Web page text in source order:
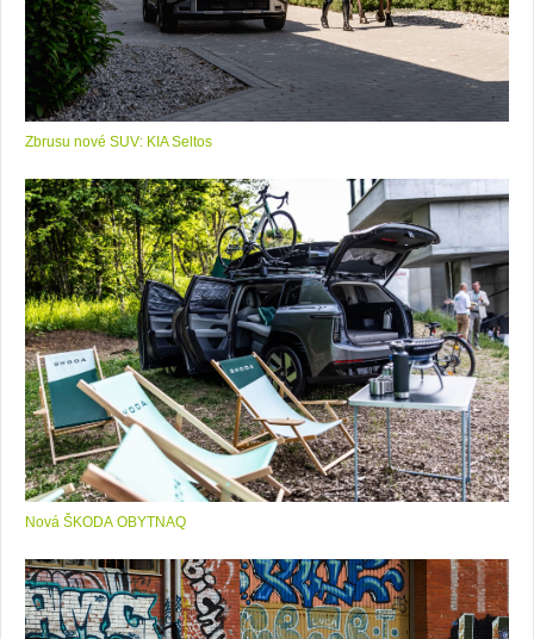
Zbrusu nové SUV: KIA Seltos
Nová ŠKODA OBYTNAQ